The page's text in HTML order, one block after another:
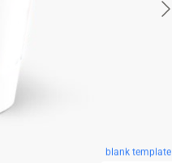
blank template